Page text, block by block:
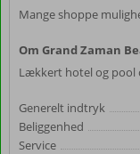
Mange shoppe
Om Grand Zaman
Lækkert hotel og pool
Generelt indtryk
Beliggenhed
Service